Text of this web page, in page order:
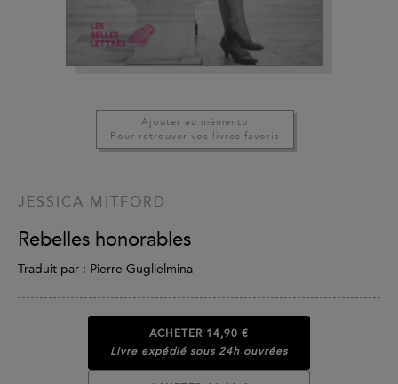
Ajouter au mémento
Pour retrouver vos livres favoris
JESSICA MITFORD
Rebelles honorables
Traduit par : Pierre Guglielmina
ACHETER 14,90 €
Livre expédié sous 24h ouvrées